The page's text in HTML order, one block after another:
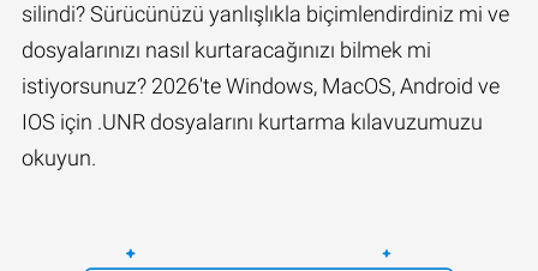
silindi? Sürücünüzü yanlışlıkla biçimlendirdiniz mi ve
dosyalarınızı nasıl kurtaracağınızı bilmek mi
istiyorsunuz? 2026'te Windows, MacOS, Android ve
IOS için .UNR dosyalarını kurtarma kılavuzumuzu
okuyun.